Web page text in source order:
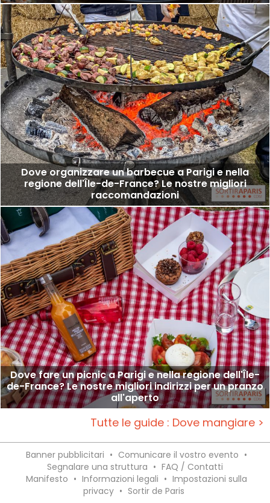
Dove organizzare un barbecue a Parigi e nella
regione dell'Île-de-France? Le nostre migliori
raccomandazioni
Dove fare un picnic a Parigi e nella regione dell'Île-
de-France? Le nostre migliori indirizzi per un pranzo
all'aperto
Tutte le guide : Dove mangiare >
Banner pubblicitari • Comunicare il vostro evento •
Segnalare una struttura • FAQ / Contatti
Manifesto • Informazioni legali • Impostazioni sulla
privacy • Sortir de Paris